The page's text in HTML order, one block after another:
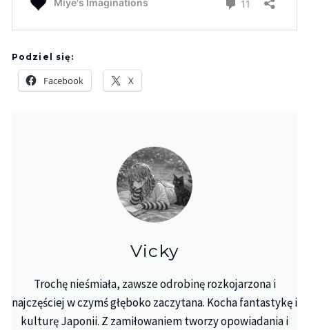
Podziel się:
Facebook X
Vicky
Trochę nieśmiała, zawsze odrobinę rozkojarzona i
najczęściej w czymś głęboko zaczytana. Kocha fantastykę i
kulturę Japonii. Z zamiłowaniem tworzy opowiadania i